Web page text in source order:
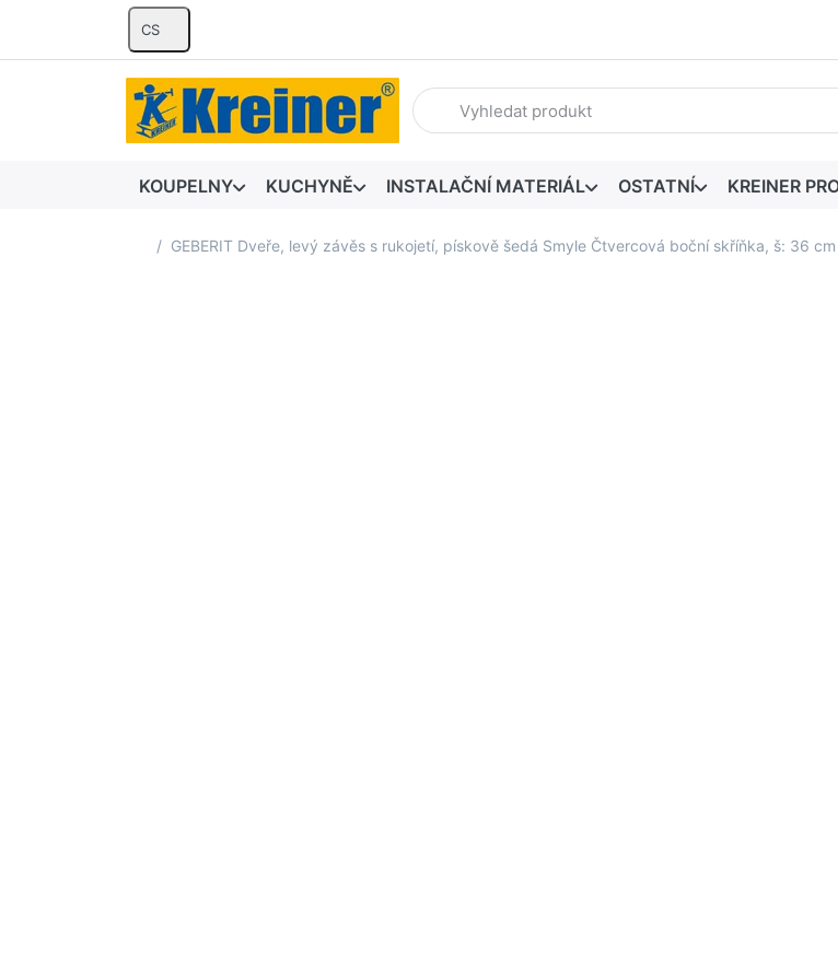
CS
Zadejte hledaný výraz. První výsledky se zobrazí
KOUPELNY KUCHYNĚ INSTALAČNÍ MATERIÁL OSTATNÍ KREINER
Domovská stránka
GEBERIT Dveře, levý závěs s rukojetí, pískově šedá Smyle Čtvercová boční skříňka, š: 36